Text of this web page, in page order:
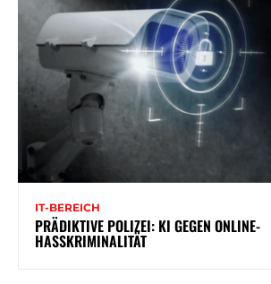
IT-BEREICH
PRÄDIKTIVE POLIZEI: KI GEGEN ONLINE-
HASSKRIMINALITÄT